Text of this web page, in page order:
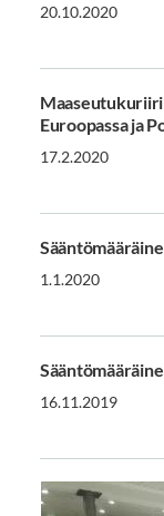
20.10.2020
Euroopassa ja
17.2.2020
1.1.2020
16.11.2019